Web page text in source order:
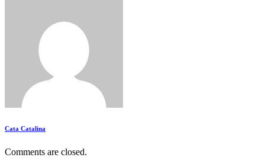
Cata Catalina
Comments are closed.